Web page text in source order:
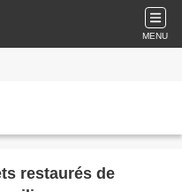
MENU
restaurés de